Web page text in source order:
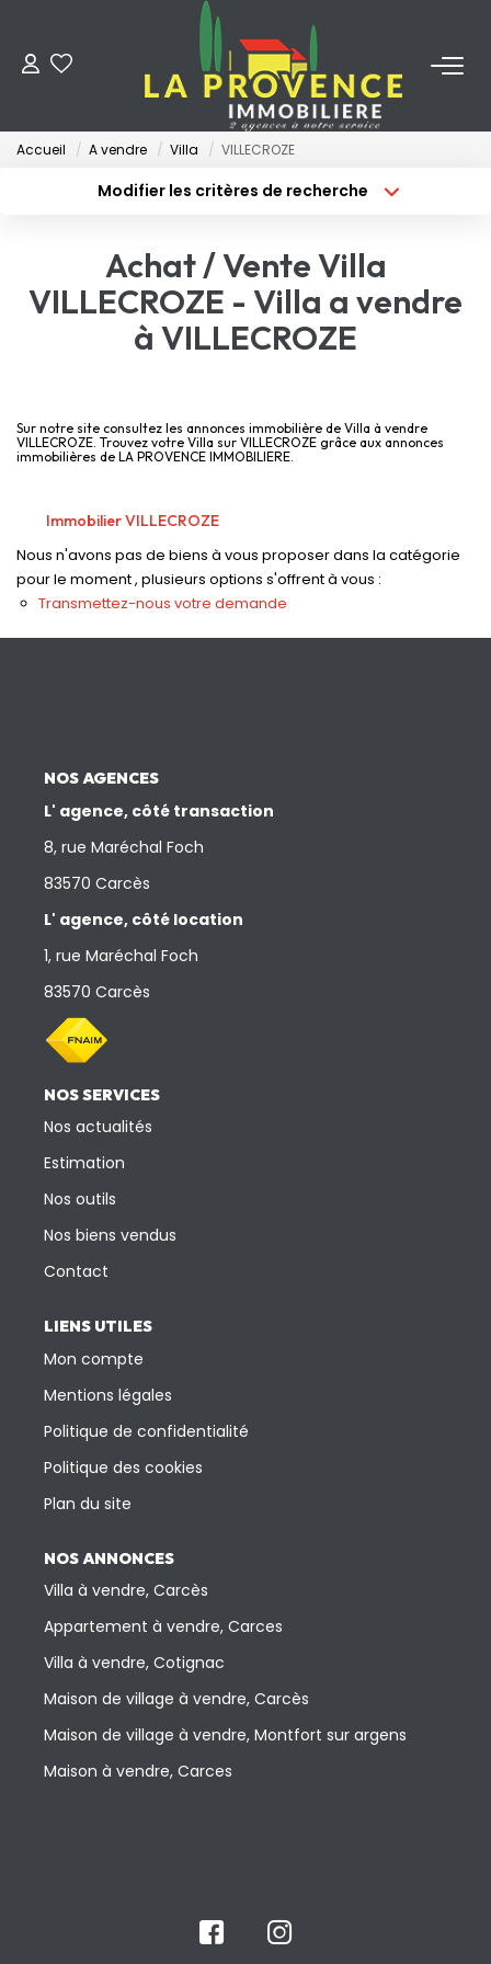
ACHETER
FAIRE GÉRER
Qui Sommes-Nous
Notre Équipe
CONTACT
Accueil A vendre Villa VILLECROZE
Modifier les critères de recherche
Sélectionnez...
Type de bien
Surface min
Plus de critères
Achat / Vente Villa
VILLECROZE - Villa a vendre
à VILLECROZE
Sur notre site consultez les annonces immobilière de Villa à vendre
VILLECROZE. Trouvez votre Villa sur VILLECROZE grâce aux annonces
immobilières de LA PROVENCE IMMOBILIERE.
Immobilier VILLECROZE
Nous n'avons pas de biens à vous proposer dans la catégorie
pour le moment , plusieurs options s'offrent à vous :
Transmettez-nous votre demande
NOS AGENCES
L' agence, côté transaction
8, rue Maréchal Foch
83570 Carcès
L' agence, côté location
1, rue Maréchal Foch
83570 Carcès
NOS SERVICES
Nos actualités
Estimation
Nos outils
Nos biens vendus
Contact
LIENS UTILES
Mon compte
Mentions légales
Politique de confidentialité
Politique des cookies
Plan du site
NOS ANNONCES
Villa à vendre, Carcès
Appartement à vendre, Carces
Villa à vendre, Cotignac
Maison de village à vendre, Carcès
Maison de village à vendre, Montfort sur argens
Maison à vendre, Carces